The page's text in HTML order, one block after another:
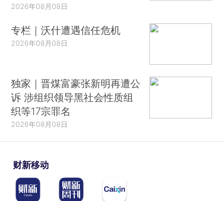
2026年08月08日
专栏｜沃什遭遇信任危机
2026年08月08日
独家｜晋煤富豪张新明再遭公
诉 涉组织领导黑社会性质组
织等17宗罪名
2026年08月08日
财新移动